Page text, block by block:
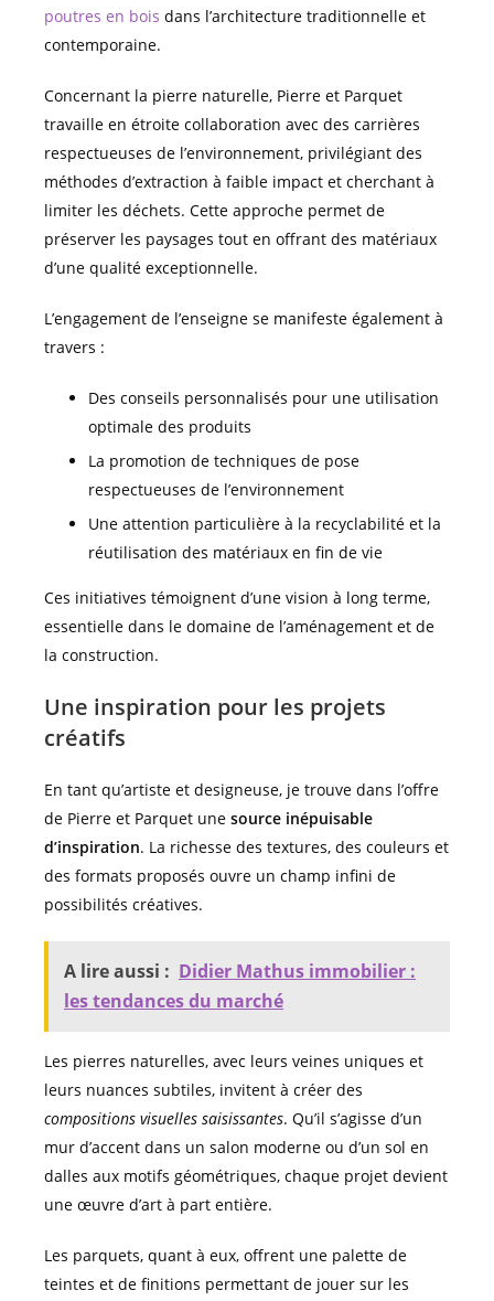
poutres en bois dans l’architecture traditionnelle et
contemporaine.
Concernant la pierre naturelle, Pierre et Parquet
travaille en étroite collaboration avec des carrières
respectueuses de l’environnement, privilégiant des
méthodes d’extraction à faible impact et cherchant à
limiter les déchets. Cette approche permet de
préserver les paysages tout en offrant des matériaux
d’une qualité exceptionnelle.
L’engagement de l’enseigne se manifeste également à
travers :
Des conseils personnalisés pour une utilisation
optimale des produits
La promotion de techniques de pose
respectueuses de l’environnement
Une attention particulière à la recyclabilité et la
réutilisation des matériaux en fin de vie
Ces initiatives témoignent d’une vision à long terme,
essentielle dans le domaine de l’aménagement et de
la construction.
Une inspiration pour les projets
créatifs
En tant qu’artiste et designeuse, je trouve dans l’offre
de Pierre et Parquet une source inépuisable
d’inspiration. La richesse des textures, des couleurs et
des formats proposés ouvre un champ infini de
possibilités créatives.
A lire aussi : Didier Mathus immobilier :
les tendances du marché
Les pierres naturelles, avec leurs veines uniques et
leurs nuances subtiles, invitent à créer des
compositions visuelles saisissantes. Qu’il s’agisse d’un
mur d’accent dans un salon moderne ou d’un sol en
dalles aux motifs géométriques, chaque projet devient
une œuvre d’art à part entière.
Les parquets, quant à eux, offrent une palette de
teintes et de finitions permettant de jouer sur les